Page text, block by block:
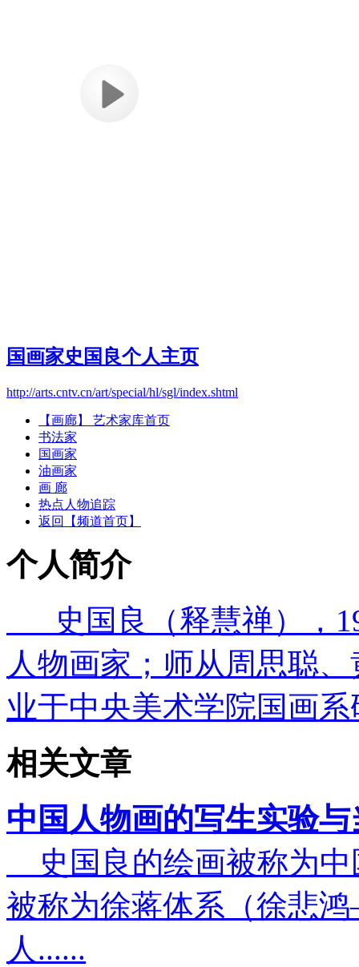
国画家史国良个人主页
http://arts.cntv.cn/art/special/hl/sgl/index.shtml
【画廊】 艺术家库首页
书法家
国画家
油画家
画 廊
热点人物追踪
返回【频道首页】
个人简介
史国良（释慧禅），
人物画家；师从周思聪
业于中央美术学院国画系
相关文章
中国人物画的写生实验
史国良的绘画被称为中
被称为徐蒋体系（徐悲
人......